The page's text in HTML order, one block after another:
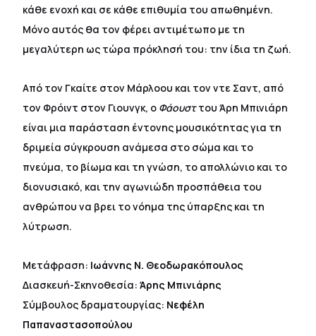
κάθε ενοχή και σε κάθε επιθυμία του απωθημένη.
Μόνο αυτός θα τον φέρει αντιμέτωπο με τη
μεγαλύτερη ως τώρα πρόκλησή του: την ίδια τη ζωή.
Από τον Γκαίτε στον Μάρλοου και τον ντε Σαντ, από
τον Φρόιντ στον Γιουνγκ, ο Φάουσττου Άρη Μπινιάρη
είναι μια παράσταση έντονης μουσικότητας για τη
δριμεία σύγκρουση ανάμεσα στο σώμα και το
πνεύμα, το βίωμα και τη γνώση, το απολλώνιο και το
διονυσιακό, και την αγωνιώδη προσπάθεια του
ανθρώπου να βρει το νόημα της ύπαρξης και τη
λύτρωση.
Μετάφραση: Ιωάννης N. Θεοδωρακόπουλος
Διασκευή-Σκηνοθεσία: Άρης Μπινιάρης
Σύμβουλος δραματουργίας: Νεφέλη
Παπαναστασοπούλου